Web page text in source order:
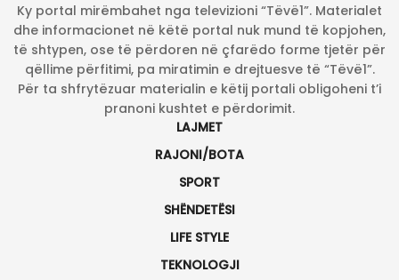
Ky portal mirëmbahet nga televizioni “Tëvë1”. Materialet
dhe informacionet në këtë portal nuk mund të kopjohen,
të shtypen, ose të përdoren në çfarëdo forme tjetër për
qëllime përfitimi, pa miratimin e drejtuesve të “Tëvë1”.
Për ta shfrytëzuar materialin e këtij portali obligoheni t’i
pranoni kushtet e përdorimit.
LAJMET
RAJONI/BOTA
SPORT
SHËNDETËSI
LIFE STYLE
TEKNOLOGJI